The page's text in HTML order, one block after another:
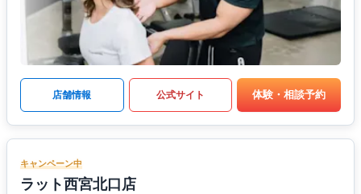
店舗情報 公式サイト 体験・相談予約
キャンペーン中
ラット西宮北口店